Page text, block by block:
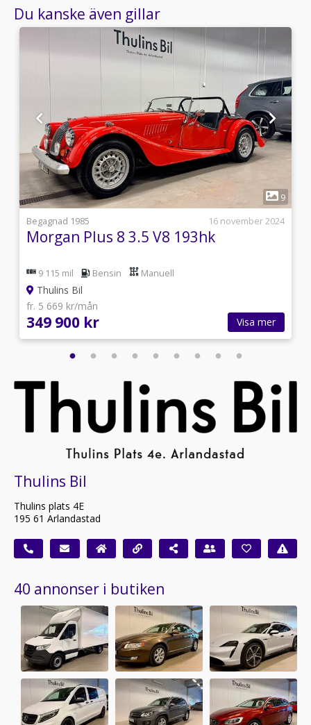
Du kanske även gillar
1
9
Begagnad 1985
16 november 2024
Morgan Plus 8 3.5 V8 193hk
9 115 mil Bensin Manuell
Thulins Bil
fr. 5 669 kr/mån
349 900 kr Visa mer
Thulins Bil
Thulins plats 4E
195 61 Arlandastad
40 annonser i butiken